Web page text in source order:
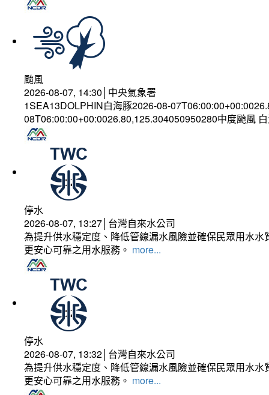
颱風
2026-08-07, 14:30│中央氣象署
1SEA13DOLPHIN白海豚2026-08-
08T06:00:00+00:0026.80,125.304050950280中度颱風
停水
2026-08-07, 13:27│台灣自來水公司
為提升供水穩定度、降低管線漏水風險並確保民眾用水
更安心可靠之用水服務。 more...
停水
2026-08-07, 13:32│台灣自來水公司
為提升供水穩定度、降低管線漏水風險並確保民眾用水
更安心可靠之用水服務。 more...